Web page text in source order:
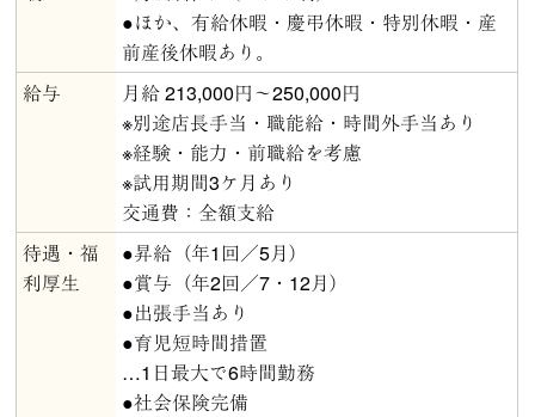
●ほか、有給休暇・慶弔休暇・特別休暇・産
前産後休暇あり。
給与
月給 213,000円～250,000円
※別途店長手当・職能給・時間外手当あり
※経験・能力・前職給を考慮
※試用期間3ケ月あり
交通費：全額支給
待遇・福
利厚生
●昇給（年1回／5月）
●賞与（年2回／7・12月）
●出張手当あり
●育児短時間措置
…1日最大で6時間勤務
●社会保険完備